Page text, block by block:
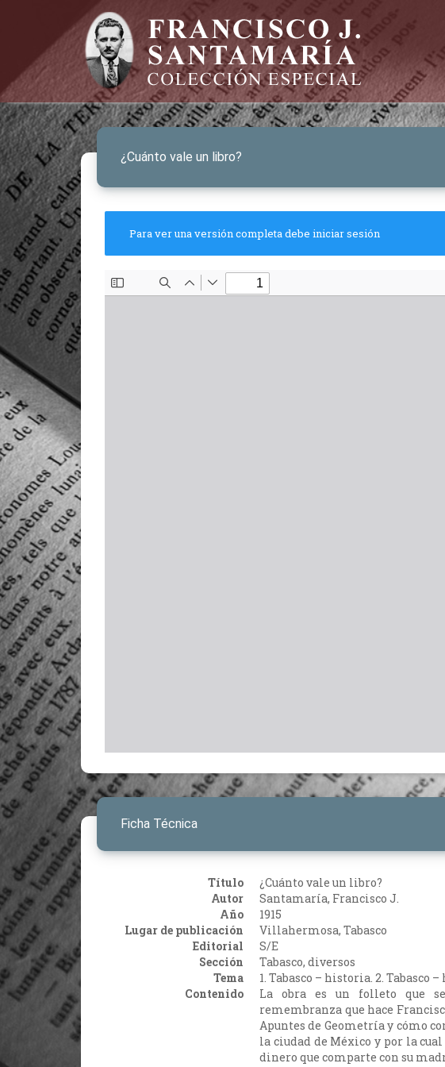
¿Cuánto vale un libro?
Para ver una versión completa debe iniciar sesión
Ficha Técnica
Título
¿Cuánto vale un libro?
Autor
Santamaría, Francisco J.
Año
1915
Lugar de publicación
Villahermosa, Tabasco
Editorial
S/E
Sección
Tabasco, diversos
Tema
1. Tabasco – historia. 2. Tabasco
Contenido
La obra es un folleto que
remembranza que hace
Apuntes de Geometría y cómo
la ciudad de México y por la
dinero que comparte con su